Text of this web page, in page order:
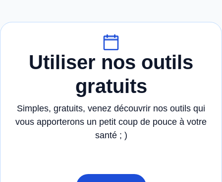
Utiliser nos outils
gratuits
Simples, gratuits, venez découvrir nos outils qui
vous apporterons un petit coup de pouce à votre
santé ; )